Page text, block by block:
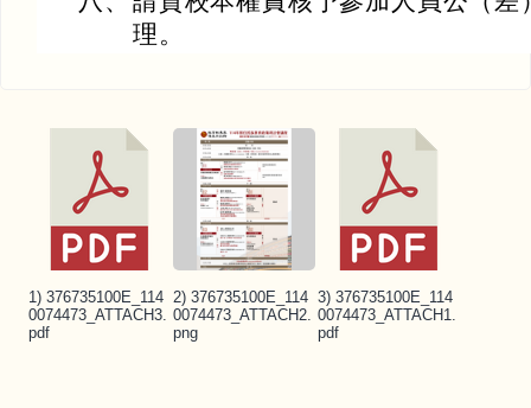
理。
1) 376735100E_114
0074473_ATTACH3.
pdf
2) 376735100E_114
0074473_ATTACH2.
png
3) 376735100E_114
0074473_ATTACH1.
pdf